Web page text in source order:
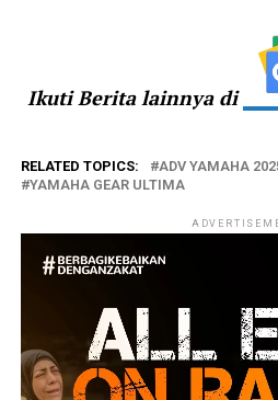
Ikuti Berita lainnya di
RELATED TOPICS: ADV YAMAHA
YAMAHA GEAR ULTIMA